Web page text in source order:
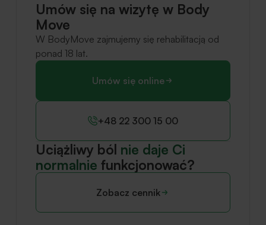
Umów się na wizytę w Body
Move
W BodyMove zajmujemy się rehabilitacją od
ponad 18 lat.
Umów się online
+48 22 300 15 00
Uciążliwy ból nie daje Ci
normalnie funkcjonować?
Zobacz cennik